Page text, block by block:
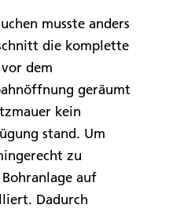
musste anders
die komplette
dem
geräumt
kein
stand. Um
zu
auf
Dadurch